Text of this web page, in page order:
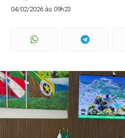
04/02/2026 às 09h23